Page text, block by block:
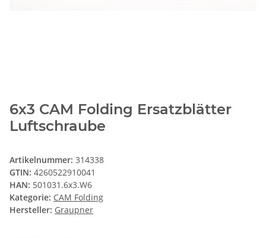
6x3 CAM Folding Ersatzblätter
Luftschraube
Artikelnummer: 314338
GTIN: 4260522910041
HAN: 501031.6x3.W6
Kategorie: CAM Folding
Hersteller: Graupner